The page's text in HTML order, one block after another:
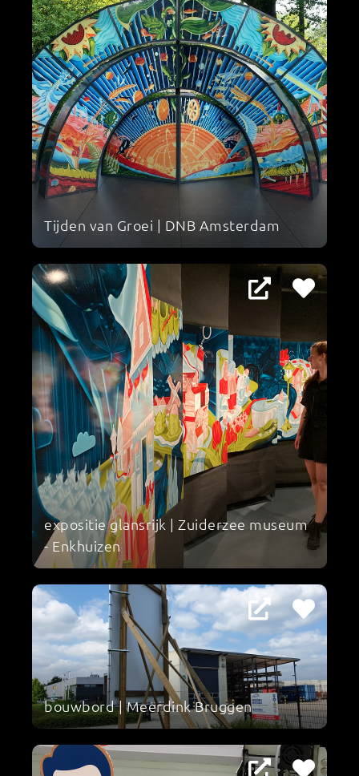
Tijden van Groei | DNB Amsterdam
expositie glansrijk | Zuiderzee museum
- Enkhuizen
bouwbord | Meerdink Bruggen